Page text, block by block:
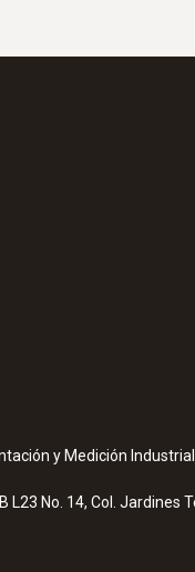
y Medición
L23 No. 14, Col. Jardines